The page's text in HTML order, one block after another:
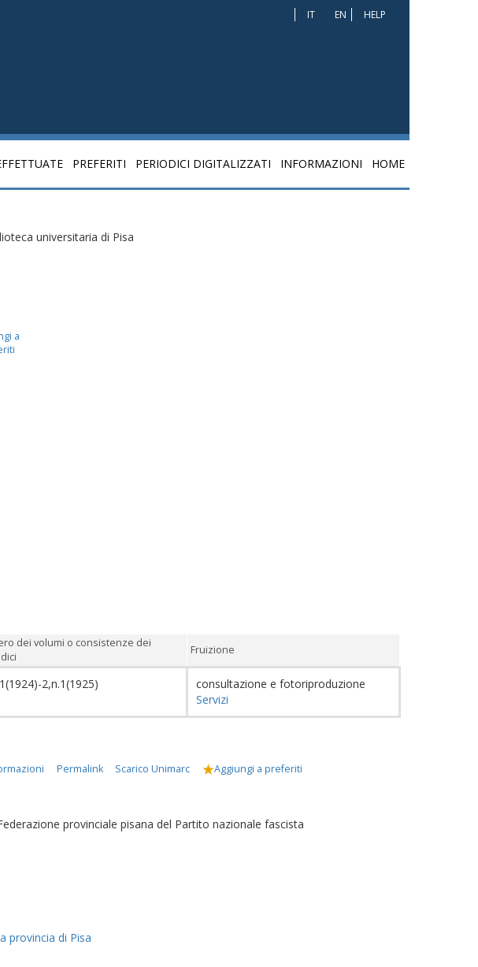
IT EN HELP
PREFERITI PERIODICI DIGITALIZZATI INFORMAZIONI HOME
universitaria di Pisa
a
dei volumi o consistenze dei
Fruizione
2,n.1(1925)
consultazione e fotoriproduzione
Servizi
Permalink Scarico Unimarc
Aggiungi a preferiti
provinciale pisana del Partito nazionale fascista
provincia di Pisa